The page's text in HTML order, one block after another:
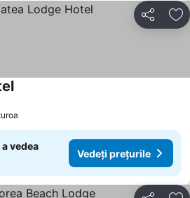
Distribuiți
vedea
Vedeți prețurile